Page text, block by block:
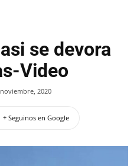
se devora
Video
2020
+ Seguinos en Google